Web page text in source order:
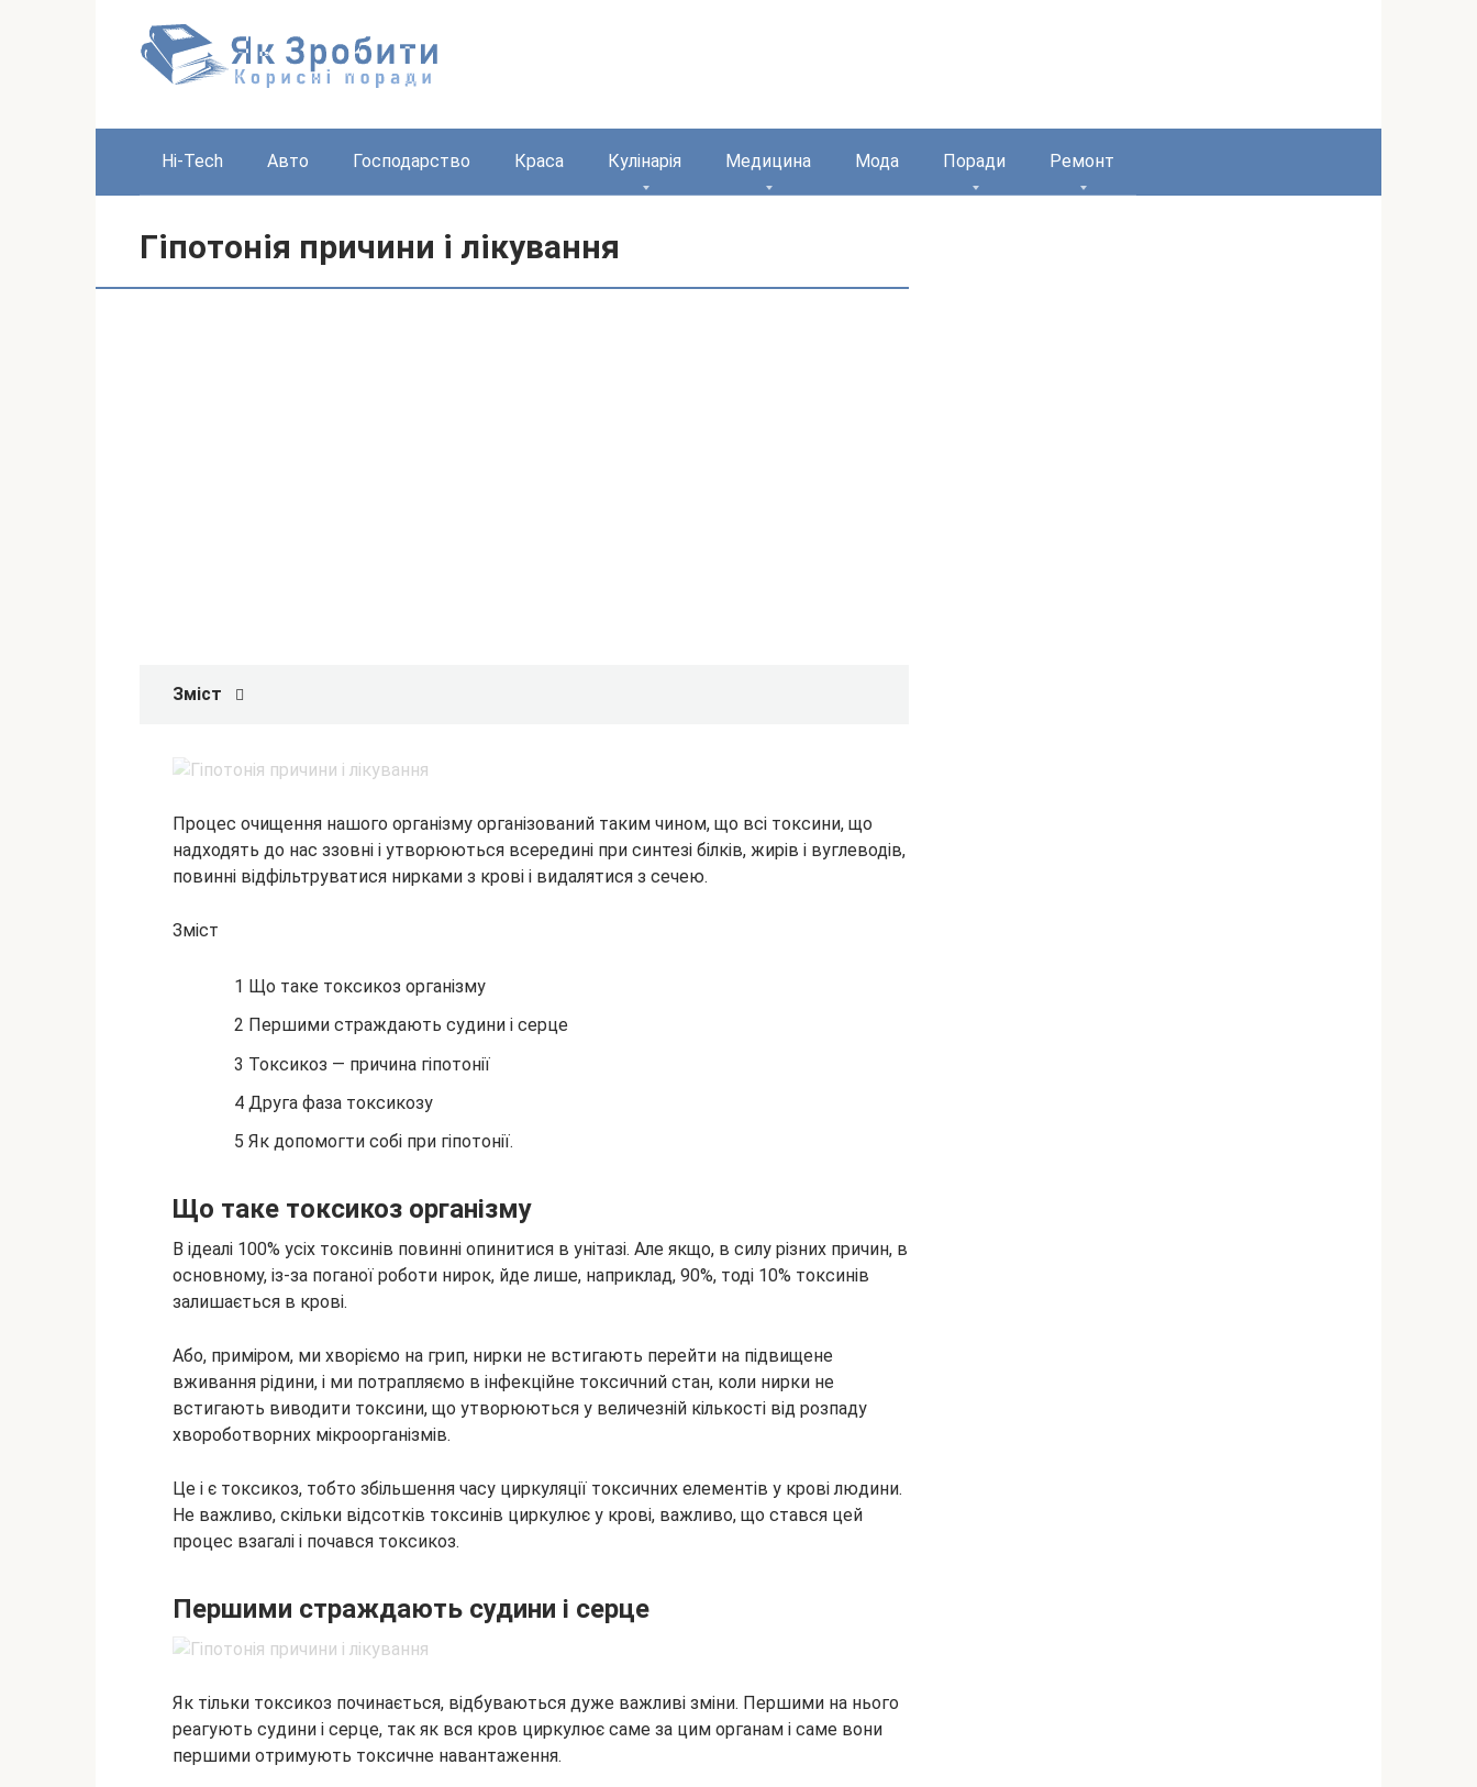
Hi-Tech Авто Господарство Краса Кулінарія Медицина Мода Поради Ремонт
Гіпотонія причини і лікування
Зміст
Процес очищення нашого організму організований таким чином, що всі токсини, що
надходять до нас ззовні і утворюються всередині при синтезі білків, жирів і вуглеводів,
повинні відфільтруватися нирками з крові і видалятися з сечею.
Зміст
1 Що таке токсикоз організму
2 Першими страждають судини і серце
3 Токсикоз — причина гіпотонії
4 Друга фаза токсикозу
5 Як допомогти собі при гіпотонії.
Що таке токсикоз організму
В ідеалі 100% усіх токсинів повинні опинитися в унітазі. Але якщо, в силу різних причин, в
основному, із-за поганої роботи нирок, йде лише, наприклад, 90%, тоді 10% токсинів
залишається в крові.
Або, приміром, ми хворіємо на грип, нирки не встигають перейти на підвищене
вживання рідини, і ми потрапляємо в інфекційне токсичний стан, коли нирки не
встигають виводити токсини, що утворюються у величезній кількості від розпаду
хвороботворних мікроорганізмів.
Це і є токсикоз, тобто збільшення часу циркуляції токсичних елементів у крові людини.
Не важливо, скільки відсотків токсинів циркулює у крові, важливо, що стався цей
процес взагалі і почався токсикоз.
Першими страждають судини і серце
Як тільки токсикоз починається, відбуваються дуже важливі зміни. Першими на нього
реагують судини і серце, так як вся кров циркулює саме за цим органам і саме вони
першими отримують токсичне навантаження.